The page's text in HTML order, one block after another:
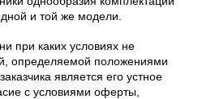
и той же модели.
при каких условиях не
определяемой положениями
является его устное
с условиями оферты,